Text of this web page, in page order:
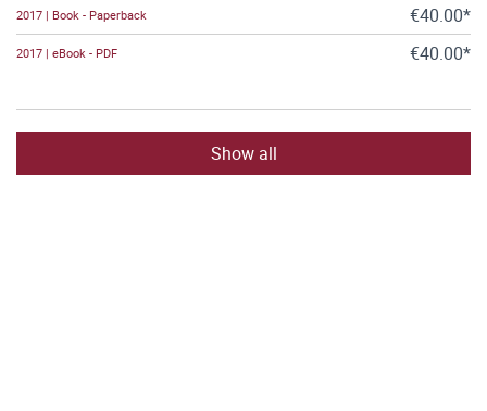
2017 | Book - Paperback €40.00*
2017 | eBook - PDF €40.00*
Show all